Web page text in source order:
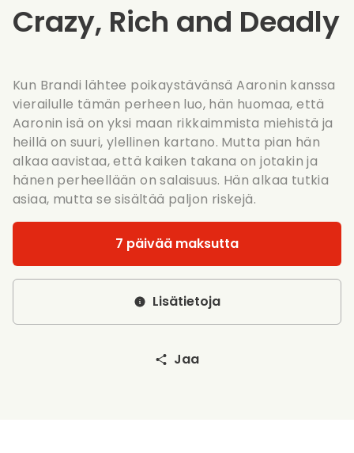
Crazy, Rich and Deadly
Kun Brandi lähtee poikaystävänsä Aaronin kanssa
vierailulle tämän perheen luo, hän huomaa, että
Aaronin isä on yksi maan rikkaimmista miehistä ja
heillä on suuri, ylellinen kartano. Mutta pian hän
alkaa aavistaa, että kaiken takana on jotakin ja
hänen perheellään on salaisuus. Hän alkaa tutkia
asiaa, mutta se sisältää paljon riskejä.
7 päivää maksutta
Lisätietoja
Jaa